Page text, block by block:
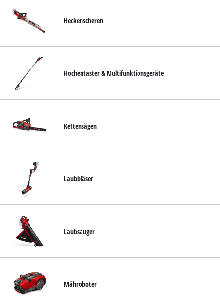
Heckenscheren
Hochentaster & Multifunktionsgeräte
Kettensägen
Laubbläser
Laubsauger
Mähroboter